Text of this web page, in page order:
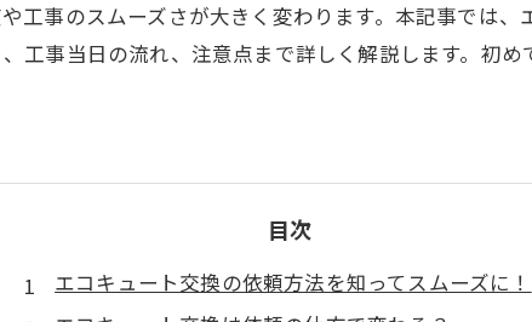
工事のスムーズさが大きく変わります。本記事では
工事当日の流れ、注意点まで詳しく解説します。初
目次
エコキュート交換の依頼方法を知ってスムーズに！